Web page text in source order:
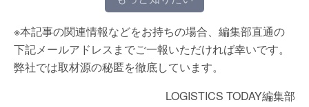
※本記事の関連情報などをお持ちの場合、編集部直通の
下記メールアドレスまでご一報いただければ幸いです。
弊社では取材源の秘匿を徹底しています。
LOGISTICS TODAY編集部